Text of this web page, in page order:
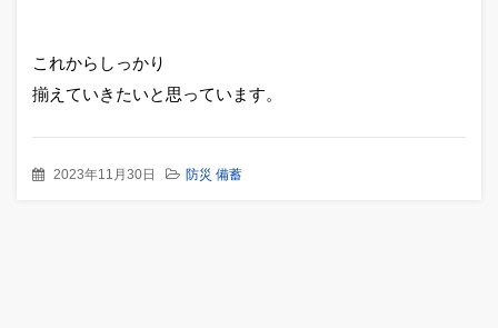
これからしっかり
揃えていきたいと思っています。
2023年11月30日 防災 備蓄